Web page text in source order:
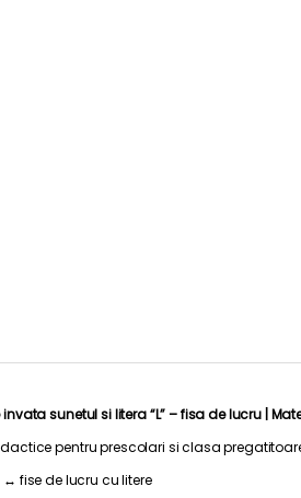
sunetul si litera “L” – fisa de lucru |
pentruprescolari si clasa
↔ fise de lucru cu litere